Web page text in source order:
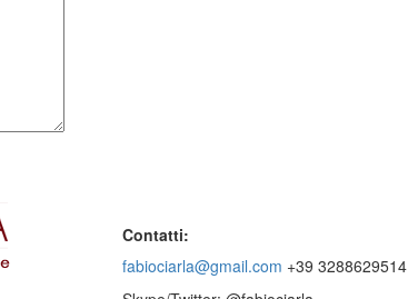
Contatti:
fabiociarla@gmail.com +39 3288629514